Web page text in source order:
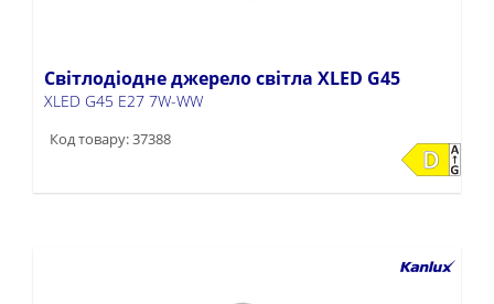
Світлодіодне джерело світла XLED G45
XLED G45 E27 7W-WW
Код товару: 37388